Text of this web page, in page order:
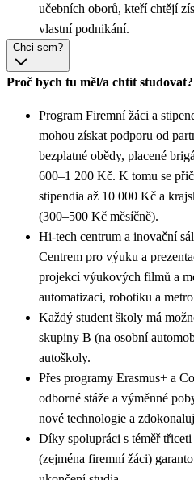
učebních oborů, kteří chtějí
vlastní podnikání.
Chci sem?
Proč bych tu měl/a chtít studovat?
Program Firemní žáci a
mohou získat podporu od
bezplatné obědy, placené
600–1 200 Kč. K tomu se
stipendia až 10 000 Kč a
(300–500 Kč měsíčně).
Hi-tech centrum a inovační
Centrem pro výuku a
projekcí výukových filmů a
automatizaci, robotiku a
Každý student školy má
skupiny B (na osobní
autoškoly.
Přes programy Erasmus+ a
odborné stáže a výměnné
nové technologie a
Díky spolupráci s téměř
(zejména firemní žáci)